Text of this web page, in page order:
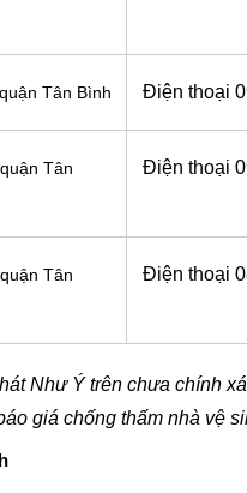
Tân Bình Điện thoại
Tân
Điện thoại
Tân
Điện thoại
Như Ý trên chưa chính
giá chống thấm nhà vệ